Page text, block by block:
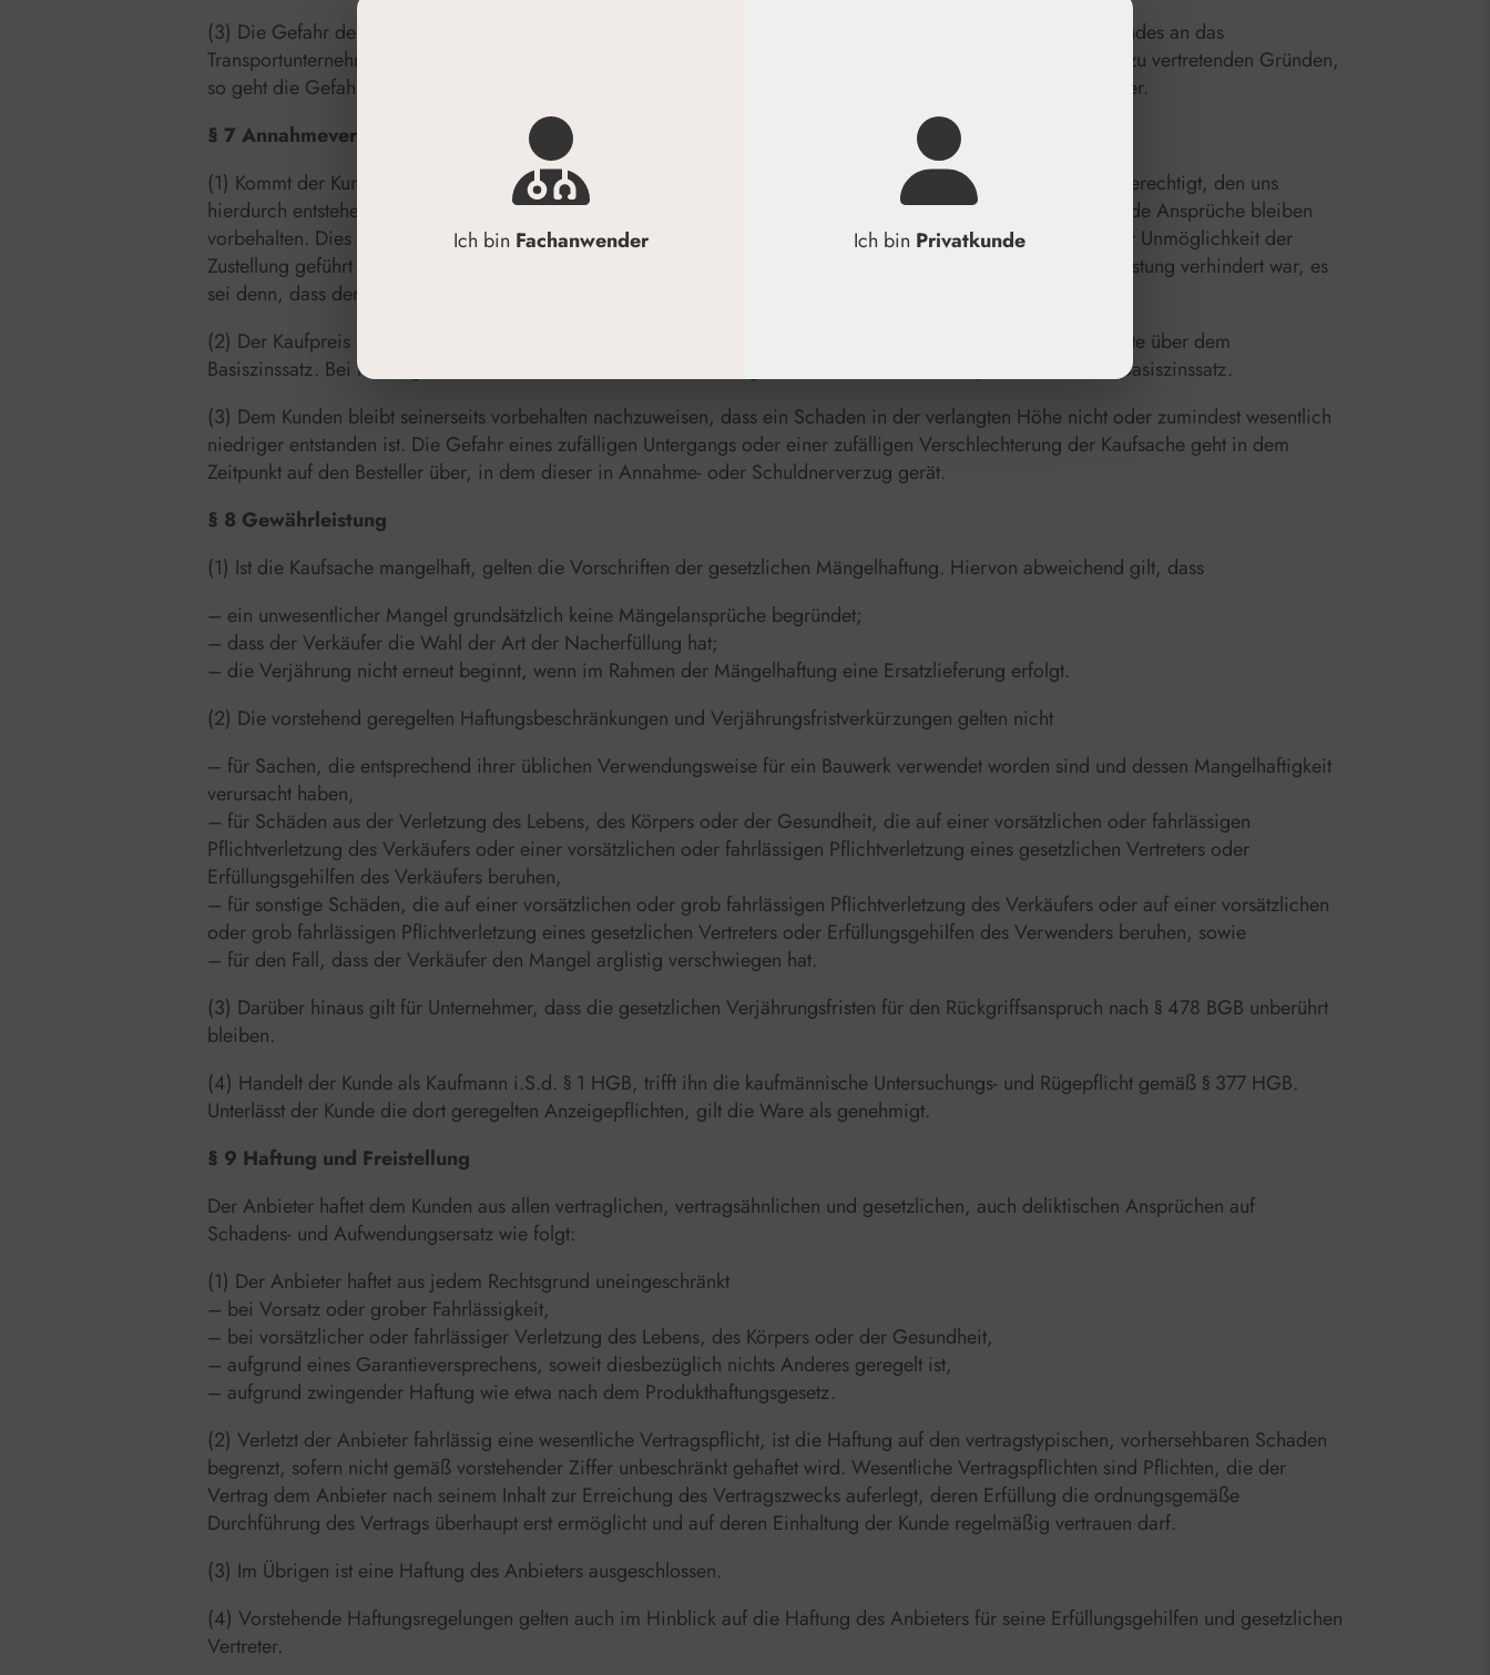
(3) Die Gefahr der Verschlechterung oder des Untergangs der Ware geht mit der Übergabe des Liefergegenstandes an das
Transportunternehmen auf den Besteller über. Verzögert sich die Übergabe oder Versendung aus vom Besteller zu vertretenden Gründen,
so geht die Gefahr am Tage der Mitteilung der Versandbereitschaft des Liefergegenstandes auf den Besteller über.
§ 7 Annahmeverzug
(1) Kommt der Kunde in Annahmeverzug oder verletzt er schuldhaft sonstige Mitwirkungspflichten, so sind wir berechtigt, den uns
hierdurch entstehenden Schaden einschließlich etwaiger Mehraufwendungen ersetzt zu verlangen. Weitergehende Ansprüche bleiben
vorbehalten. Dies gilt nicht, wenn der Kunde sein Widerrufsrecht wirksam ausübt, wenn er den Umstand, der zur Unmöglichkeit der
Zustellung geführt hat, nicht zu vertreten hat oder wenn er vorübergehend an der Annahme der angebotenen Leistung verhindert war, es
sei denn, dass der Anbieter ihm die Leistung eine angemessene Zeit vorher angekündigt hatte.
(2) Der Kaufpreis ist während des Verzugs zu verzinsen. Der Verzugszinssatz beträgt per anno fünf Prozentpunkte über dem
Basiszinssatz. Bei Rechtsgeschäften zwischen Unternehmern beträgt der Zinssatz acht Prozentpunkte über dem Basiszinssatz.
(3) Dem Kunden bleibt seinerseits vorbehalten nachzuweisen, dass ein Schaden in der verlangten Höhe nicht oder zumindest wesentlich
niedriger entstanden ist. Die Gefahr eines zufälligen Untergangs oder einer zufälligen Verschlechterung der Kaufsache geht in dem
Zeitpunkt auf den Besteller über, in dem dieser in Annahme- oder Schuldnerverzug gerät.
§ 8 Gewährleistung
(1) Ist die Kaufsache mangelhaft, gelten die Vorschriften der gesetzlichen Mängelhaftung. Hiervon abweichend gilt, dass
– ein unwesentlicher Mangel grundsätzlich keine Mängelansprüche begründet;
– dass der Verkäufer die Wahl der Art der Nacherfüllung hat;
– die Verjährung nicht erneut beginnt, wenn im Rahmen der Mängelhaftung eine Ersatzlieferung erfolgt.
(2) Die vorstehend geregelten Haftungsbeschränkungen und Verjährungsfristverkürzungen gelten nicht
– für Sachen, die entsprechend ihrer üblichen Verwendungsweise für ein Bauwerk verwendet worden sind und dessen Mangelhaftigkeit
verursacht haben,
– für Schäden aus der Verletzung des Lebens, des Körpers oder der Gesundheit, die auf einer vorsätzlichen oder fahrlässigen
Pflichtverletzung des Verkäufers oder einer vorsätzlichen oder fahrlässigen Pflichtverletzung eines gesetzlichen Vertreters oder
Erfüllungsgehilfen des Verkäufers beruhen,
– für sonstige Schäden, die auf einer vorsätzlichen oder grob fahrlässigen Pflichtverletzung des Verkäufers oder auf einer vorsätzlichen
oder grob fahrlässigen Pflichtverletzung eines gesetzlichen Vertreters oder Erfüllungsgehilfen des Verwenders beruhen, sowie
– für den Fall, dass der Verkäufer den Mangel arglistig verschwiegen hat.
(3) Darüber hinaus gilt für Unternehmer, dass die gesetzlichen Verjährungsfristen für den Rückgriffsanspruch nach § 478 BGB unberührt
bleiben.
(4) Handelt der Kunde als Kaufmann i.S.d. § 1 HGB, trifft ihn die kaufmännische Untersuchungs- und Rügepflicht gemäß § 377 HGB.
Unterlässt der Kunde die dort geregelten Anzeigepflichten, gilt die Ware als genehmigt.
§ 9 Haftung und Freistellung
Der Anbieter haftet dem Kunden aus allen vertraglichen, vertragsähnlichen und gesetzlichen, auch deliktischen Ansprüchen auf
Schadens- und Aufwendungsersatz wie folgt:
(1) Der Anbieter haftet aus jedem Rechtsgrund uneingeschränkt
– bei Vorsatz oder grober Fahrlässigkeit,
– bei vorsätzlicher oder fahrlässiger Verletzung des Lebens, des Körpers oder der Gesundheit,
– aufgrund eines Garantieversprechens, soweit diesbezüglich nichts Anderes geregelt ist,
– aufgrund zwingender Haftung wie etwa nach dem Produkthaftungsgesetz.
(2) Verletzt der Anbieter fahrlässig eine wesentliche Vertragspflicht, ist die Haftung auf den vertragstypischen, vorhersehbaren Schaden
begrenzt, sofern nicht gemäß vorstehender Ziffer unbeschränkt gehaftet wird. Wesentliche Vertragspflichten sind Pflichten, die der
Vertrag dem Anbieter nach seinem Inhalt zur Erreichung des Vertragszwecks auferlegt, deren Erfüllung die ordnungsgemäße
Durchführung des Vertrags überhaupt erst ermöglicht und auf deren Einhaltung der Kunde regelmäßig vertrauen darf.
(3) Im Übrigen ist eine Haftung des Anbieters ausgeschlossen.
(4) Vorstehende Haftungsregelungen gelten auch im Hinblick auf die Haftung des Anbieters für seine Erfüllungsgehilfen und gesetzlichen
Vertreter.
Ich bin Fachanwender Ich bin Privatkunde